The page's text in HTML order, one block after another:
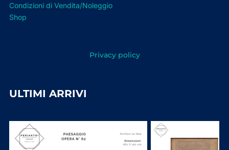
Condizioni di Vendita/Noleggio
Shop
Privacy policy
ULTIMI ARRIVI